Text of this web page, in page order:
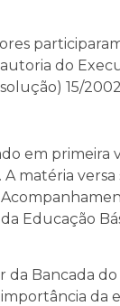
do
15/
em primeira
matéria
Educação
Bancada